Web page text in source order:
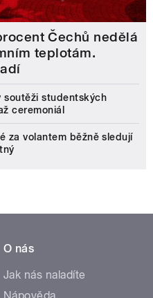
Čechů nedělá
teplotám.
soutěži studentských
ceremoniál
za volantem běžně sledují
O nás
Jak nás naladíte